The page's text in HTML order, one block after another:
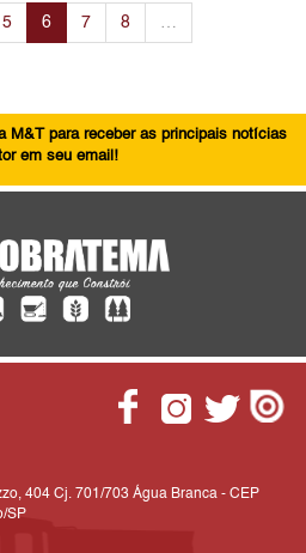
5 6 7 8
M&T para receber as principais notícias
em seu email!
404 Cj. 701/703 Água Branca - CEP
SP